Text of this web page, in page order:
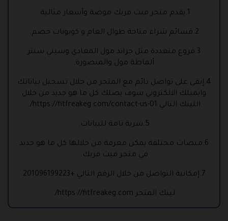
1.يقدم متجر فيت فريك موضة وأسعار مثالية.
2.قسائم شراء متاحة طوال العام و كوبونات خصم.
3.فروع متعددة مثل جراند مول المعادي وسيتي سنتر
ألماظة مول والمنصورة.
4.إبقى على تواصل دائم مع المتجر من خلال تسجيل بياناتك
وايميلك الالكتروني سوف يصلك كل ما هو جديد من خلال
اللينك التالي https://fitfreakeg.com/contact-us-01/
.
5.سرية تامة للبيانات.
6.منصات مختلفة يمكن معرفة من خلالها كل ما هو جديد
في متجر فيت فريك.
7.إمكانية التواصل من خلال الرقم التالي +
201096199223
لينك المتجر https://fitfreakeg.com/
.